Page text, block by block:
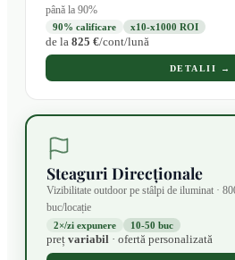
până la 90%
90% calificare x10-x1000 ROI
de la825 €/cont/lună
DETALII →
Steaguri Direcționale
Vizibilitate outdoor pe stâlpi de iluminat ·
buc/locație
2×/zi expunere 10-50 buc
prețvariabil · ofertă personalizată